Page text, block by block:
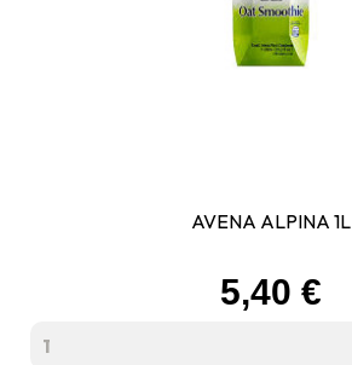
AVENA ALPINA 1L
Prix
5,40 €